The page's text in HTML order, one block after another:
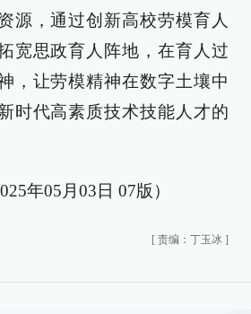
源，通过创新高校劳模育人
宽思政育人阵地，在育人过
，让劳模精神在数字土壤中
时代高素质技术技能人才的
年05月03日 07版）
[ 责编：丁玉冰 ]